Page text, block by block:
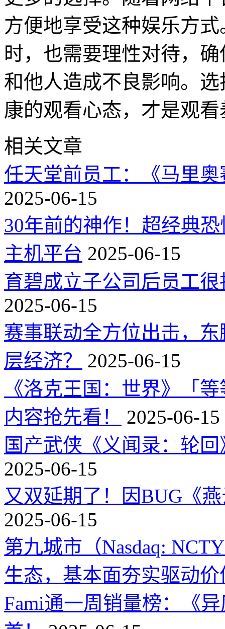
方便地享受这种娱乐方
时，也需要理性对待，
和他人造成不良影响。
康的观看心态，才是观
相关文章
任天堂前员工：《马里
2025-06-15
30年前的神作！超经典
主机平台 2025-06-15
育碧成立子公司后员工
2025-06-15
赛事联动全方位出击，
层经济？
2025-06-15
《洛克王国：世界》「
内容抢先看！
2025-06-15
国产武侠《义闻录：轮
2025-06-15
又双延期了！因BUG《
2025-06-15
第九城市（Nasdaq:
生态，基本面夯实驱动价
Fami通一周销量榜：《